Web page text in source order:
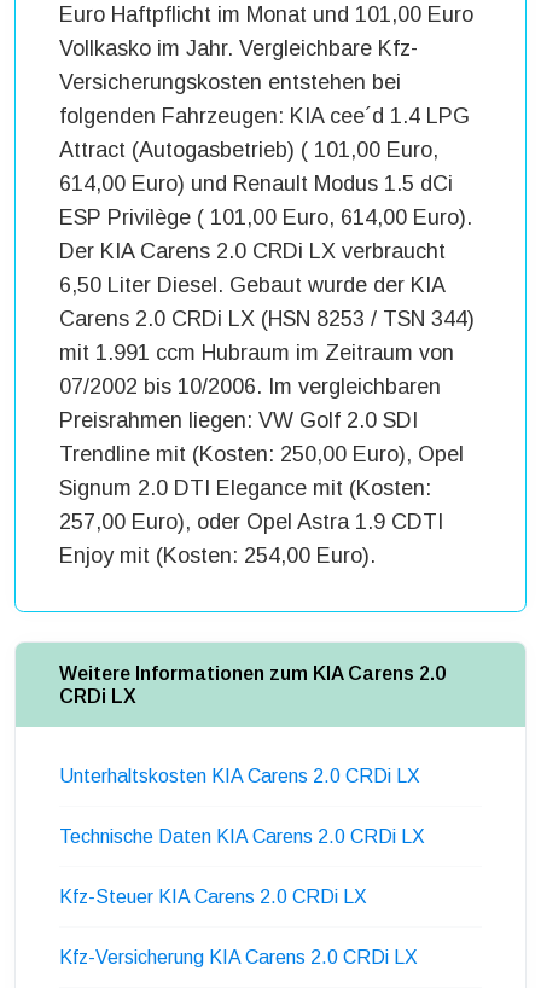
Euro Haftpflicht im Monat und 101,00 Euro
Vollkasko im Jahr. Vergleichbare Kfz-
Versicherungskosten entstehen bei
folgenden Fahrzeugen: KIA cee´d 1.4 LPG
Attract (Autogasbetrieb) ( 101,00 Euro,
614,00 Euro) und Renault Modus 1.5 dCi
ESP Privilège ( 101,00 Euro, 614,00 Euro).
Der KIA Carens 2.0 CRDi LX verbraucht
6,50 Liter Diesel. Gebaut wurde der KIA
Carens 2.0 CRDi LX (HSN 8253 / TSN 344)
mit 1.991 ccm Hubraum im Zeitraum von
07/2002 bis 10/2006. Im vergleichbaren
Preisrahmen liegen: VW Golf 2.0 SDI
Trendline mit (Kosten: 250,00 Euro), Opel
Signum 2.0 DTI Elegance mit (Kosten:
257,00 Euro), oder Opel Astra 1.9 CDTI
Enjoy mit (Kosten: 254,00 Euro).
Weitere Informationen zum KIA Carens 2.0
CRDi LX
Unterhaltskosten KIA Carens 2.0 CRDi LX
Technische Daten KIA Carens 2.0 CRDi LX
Kfz-Steuer KIA Carens 2.0 CRDi LX
Kfz-Versicherung KIA Carens 2.0 CRDi LX